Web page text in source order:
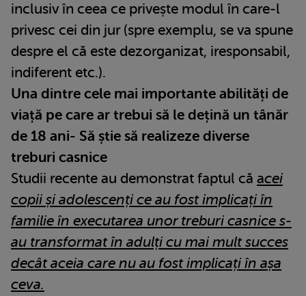
inclusiv în ceea ce privește modul în care-l
privesc cei din jur (spre exemplu, se va spune
despre el că este dezorganizat, iresponsabil,
indiferent etc.).
Una dintre cele mai importante abilități de
viață pe care ar trebui să le dețină un tânăr
de 18 ani- Să știe să realizeze diverse
treburi casnice
Studii recente au demonstrat faptul că acei
copii și adolescenți ce au fost implicați în
familie în executarea unor treburi casnice s-
au transformat în adulți cu mai mult succes
decât aceia care nu au fost implicați în așa
ceva.